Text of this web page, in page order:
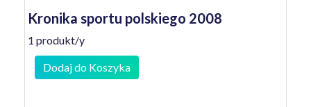
Kronika sportu polskiego 2008
1 produkt/y
Dodaj do Koszyka